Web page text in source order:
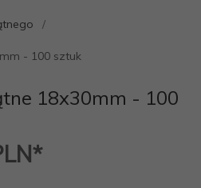
- 100 sztuk
18x30mm - 100